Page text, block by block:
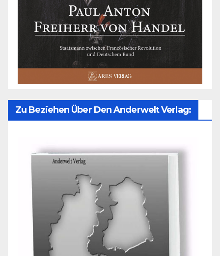
Zu Beziehen Über Den Anderwelt Verlag: